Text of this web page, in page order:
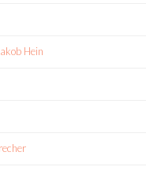
Hein